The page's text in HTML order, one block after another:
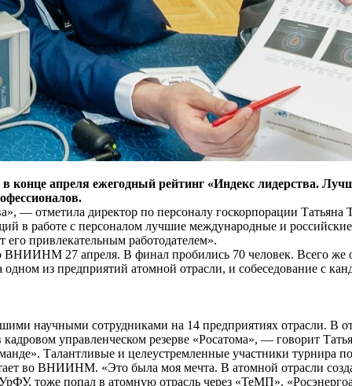
конце апреля ежегодный рейтинг «Индекс лидерства.
— отметила директор по персоналу госкорпорации Татьяна
в работе с персоналом лучшие международные и
его привлекательным работодателем».
27 апреля. В финал пробились 70 человек. Всего же
из предприятий атомной отрасли, и собеседование с
научными сотрудниками на 14 предприятиях отрасли. В
управленческом резерве «Росатома», — говорит
Талантливые и целеустремленные участники турнира
во ВНИИНМ. «Это была моя мечта. В атомной отрасли
тоже попал в атомную отрасль через «ТеМП».